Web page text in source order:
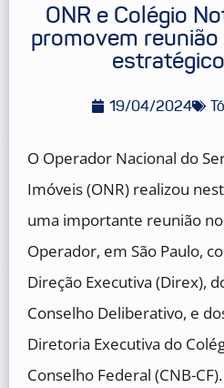
ONR e Colégio
promovem
19/04/2024
O Operador Nacional do
Imóveis (ONR) realizou
uma importante reunião
Operador, em São Paulo,
Direção Executiva (Direx),
Conselho Deliberativo, e
Diretoria Executiva do
Conselho Federal (CNB-